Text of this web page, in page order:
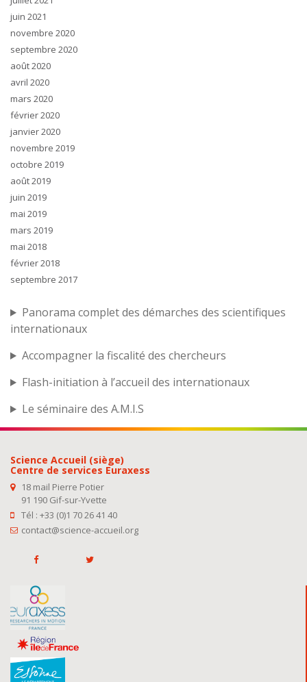
juin 2021
novembre 2020
septembre 2020
août 2020
avril 2020
mars 2020
février 2020
janvier 2020
novembre 2019
octobre 2019
août 2019
juin 2019
mai 2019
mars 2019
mai 2018
février 2018
septembre 2017
Panorama complet des démarches des scientifiques
internationaux
Accompagner la fiscalité des chercheurs
Flash-initiation à l’accueil des internationaux
Le séminaire des A.M.I.S
Science Accueil (siège)
Centre de services Euraxess
18 mail Pierre Potier
91 190 Gif-sur-Yvette
Tél : +33 (0)1 70 26 41 40
contact@science-accueil.org